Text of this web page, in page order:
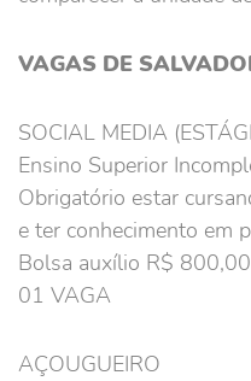
VAGAS DE
SOCIAL MEDIA
Ensino Superior
Obrigatório estar
e ter conhecimento em
Bolsa auxílio R$
01 VAGA
AÇOUGUEIRO